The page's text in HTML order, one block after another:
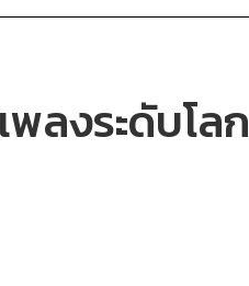
ลงระดับโลก